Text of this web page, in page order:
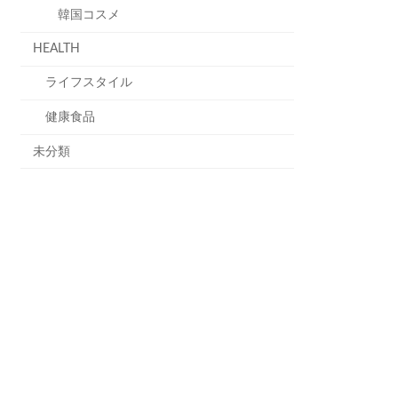
韓国コスメ
HEALTH
ライフスタイル
健康食品
未分類